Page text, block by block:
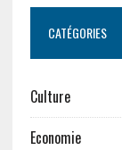
CATÉGORIES
Culture
Economie